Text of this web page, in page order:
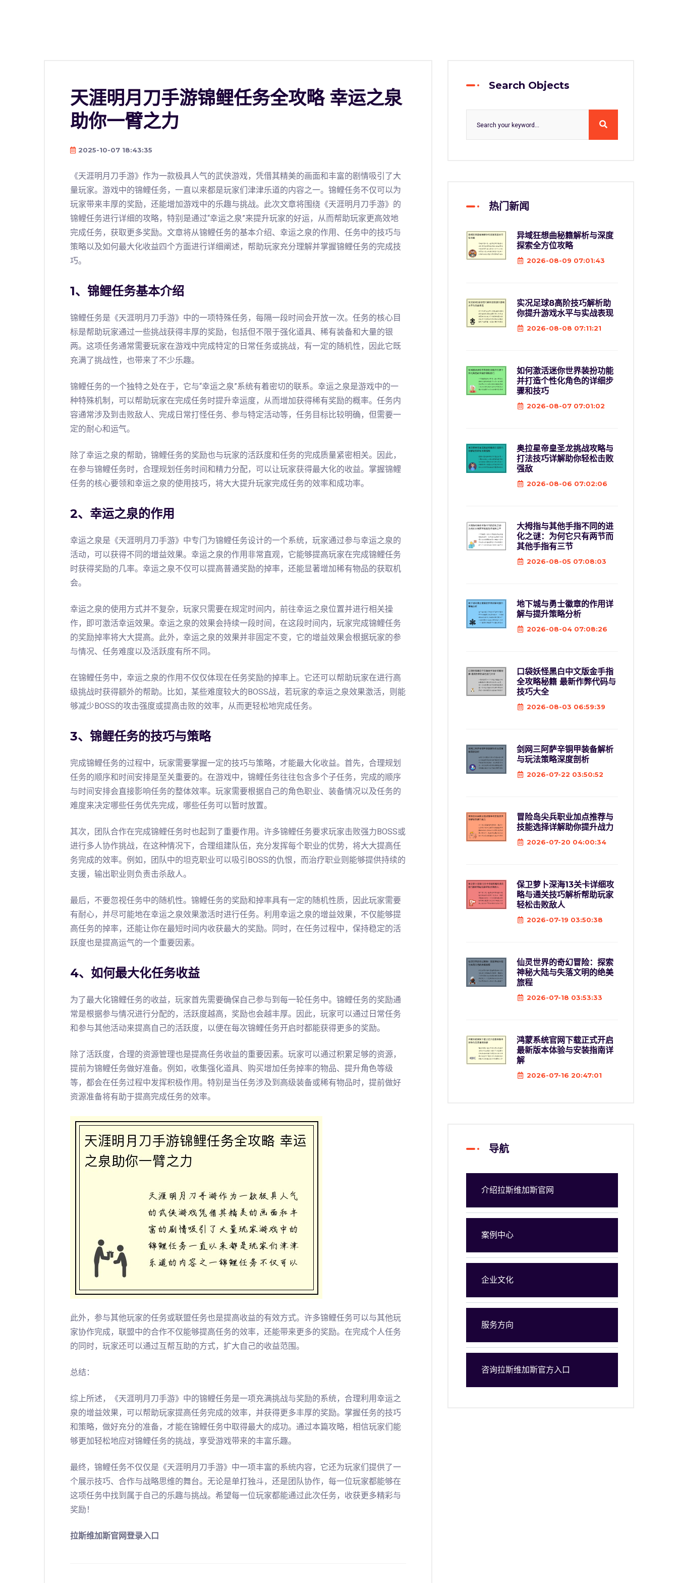
天涯明月刀手游锦鲤任务全攻略 幸运之泉
助你一臂之力
2025-10-07 18:43:35
《天涯明月刀手游》作为一款极具人气的武侠游戏，凭借其精美的画面和丰富的剧情吸引了大
量玩家。游戏中的锦鲤任务，一直以来都是玩家们津津乐道的内容之一。锦鲤任务不仅可以为
玩家带来丰厚的奖励，还能增加游戏中的乐趣与挑战。此次文章将围绕《天涯明月刀手游》的
锦鲤任务进行详细的攻略，特别是通过“幸运之泉”来提升玩家的好运，从而帮助玩家更高效地
完成任务，获取更多奖励。文章将从锦鲤任务的基本介绍、幸运之泉的作用、任务中的技巧与
策略以及如何最大化收益四个方面进行详细阐述，帮助玩家充分理解并掌握锦鲤任务的完成技
巧。
1、锦鲤任务基本介绍
锦鲤任务是《天涯明月刀手游》中的一项特殊任务，每隔一段时间会开放一次。任务的核心目
标是帮助玩家通过一些挑战获得丰厚的奖励，包括但不限于强化道具、稀有装备和大量的银
两。这项任务通常需要玩家在游戏中完成特定的日常任务或挑战，有一定的随机性，因此它既
充满了挑战性，也带来了不少乐趣。
锦鲤任务的一个独特之处在于，它与“幸运之泉”系统有着密切的联系。幸运之泉是游戏中的一
种特殊机制，可以帮助玩家在完成任务时提升幸运度，从而增加获得稀有奖励的概率。任务内
容通常涉及到击败敌人、完成日常打怪任务、参与特定活动等，任务目标比较明确，但需要一
定的耐心和运气。
除了幸运之泉的帮助，锦鲤任务的奖励也与玩家的活跃度和任务的完成质量紧密相关。因此，
在参与锦鲤任务时，合理规划任务时间和精力分配，可以让玩家获得最大化的收益。掌握锦鲤
任务的核心要领和幸运之泉的使用技巧，将大大提升玩家完成任务的效率和成功率。
2、幸运之泉的作用
幸运之泉是《天涯明月刀手游》中专门为锦鲤任务设计的一个系统，玩家通过参与幸运之泉的
活动，可以获得不同的增益效果。幸运之泉的作用非常直观，它能够提高玩家在完成锦鲤任务
时获得奖励的几率。幸运之泉不仅可以提高普通奖励的掉率，还能显著增加稀有物品的获取机
会。
幸运之泉的使用方式并不复杂，玩家只需要在规定时间内，前往幸运之泉位置并进行相关操
作，即可激活幸运效果。幸运之泉的效果会持续一段时间，在这段时间内，玩家完成锦鲤任务
的奖励掉率将大大提高。此外，幸运之泉的效果并非固定不变，它的增益效果会根据玩家的参
与情况、任务难度以及活跃度有所不同。
在锦鲤任务中，幸运之泉的作用不仅仅体现在任务奖励的掉率上。它还可以帮助玩家在进行高
级挑战时获得额外的帮助。比如，某些难度较大的BOSS战，若玩家的幸运之泉效果激活，则能
够减少BOSS的攻击强度或提高击败的效率，从而更轻松地完成任务。
3、锦鲤任务的技巧与策略
完成锦鲤任务的过程中，玩家需要掌握一定的技巧与策略，才能最大化收益。首先，合理规划
任务的顺序和时间安排是至关重要的。在游戏中，锦鲤任务往往包含多个子任务，完成的顺序
与时间安排会直接影响任务的整体效率。玩家需要根据自己的角色职业、装备情况以及任务的
难度来决定哪些任务优先完成，哪些任务可以暂时放置。
其次，团队合作在完成锦鲤任务时也起到了重要作用。许多锦鲤任务要求玩家击败强力BOSS或
进行多人协作挑战，在这种情况下，合理组建队伍，充分发挥每个职业的优势，将大大提高任
务完成的效率。例如，团队中的坦克职业可以吸引BOSS的仇恨，而治疗职业则能够提供持续的
支援，输出职业则负责击杀敌人。
最后，不要忽视任务中的随机性。锦鲤任务的奖励和掉率具有一定的随机性质，因此玩家需要
有耐心，并尽可能地在幸运之泉效果激活时进行任务。利用幸运之泉的增益效果，不仅能够提
高任务的掉率，还能让你在最短时间内收获最大的奖励。同时，在任务过程中，保持稳定的活
跃度也是提高运气的一个重要因素。
4、如何最大化任务收益
为了最大化锦鲤任务的收益，玩家首先需要确保自己参与到每一轮任务中。锦鲤任务的奖励通
常是根据参与情况进行分配的，活跃度越高，奖励也会越丰厚。因此，玩家可以通过日常任务
和参与其他活动来提高自己的活跃度，以便在每次锦鲤任务开启时都能获得更多的奖励。
除了活跃度，合理的资源管理也是提高任务收益的重要因素。玩家可以通过积累足够的资源，
提前为锦鲤任务做好准备。例如，收集强化道具、购买增加任务掉率的物品、提升角色等级
等，都会在任务过程中发挥积极作用。特别是当任务涉及到高级装备或稀有物品时，提前做好
资源准备将有助于提高完成任务的效率。
此外，参与其他玩家的任务或联盟任务也是提高收益的有效方式。许多锦鲤任务可以与其他玩
家协作完成，联盟中的合作不仅能够提高任务的效率，还能带来更多的奖励。在完成个人任务
的同时，玩家还可以通过互帮互助的方式，扩大自己的收益范围。
总结：
综上所述，《天涯明月刀手游》中的锦鲤任务是一项充满挑战与奖励的系统，合理利用幸运之
泉的增益效果，可以帮助玩家提高任务完成的效率，并获得更多丰厚的奖励。掌握任务的技巧
和策略，做好充分的准备，才能在锦鲤任务中取得最大的成功。通过本篇攻略，相信玩家们能
够更加轻松地应对锦鲤任务的挑战，享受游戏带来的丰富乐趣。
最终，锦鲤任务不仅仅是《天涯明月刀手游》中一项丰富的系统内容，它还为玩家们提供了一
个展示技巧、合作与战略思维的舞台。无论是单打独斗，还是团队协作，每一位玩家都能够在
这项任务中找到属于自己的乐趣与挑战。希望每一位玩家都能通过此次任务，收获更多精彩与
奖励！
拉斯维加斯官网登录入口
Search Objects
热门新闻
异域狂想曲秘籍解析与深度
探索全方位攻略
2026-08-09 07:01:43
实况足球8高阶技巧解析助
你提升游戏水平与实战表现
2026-08-08 07:11:21
如何激活迷你世界装扮功能
并打造个性化角色的详细步
骤和技巧
2026-08-07 07:01:02
奥拉星帝皇圣龙挑战攻略与
打法技巧详解助你轻松击败
强敌
2026-08-06 07:02:06
大拇指与其他手指不同的进
化之谜：为何它只有两节而
其他手指有三节
2026-08-05 07:08:03
地下城与勇士徽章的作用详
解与提升策略分析
2026-08-04 07:08:26
口袋妖怪黑白中文版金手指
全攻略秘籍 最新作弊代码与
技巧大全
2026-08-03 06:59:39
剑网三阿萨辛铜甲装备解析
与玩法策略深度剖析
2026-07-22 03:50:52
冒险岛尖兵职业加点推荐与
技能选择详解助你提升战力
2026-07-20 04:00:34
保卫萝卜深海13关卡详细攻
略与通关技巧解析帮助玩家
轻松击败敌人
2026-07-19 03:50:38
仙灵世界的奇幻冒险：探索
神秘大陆与失落文明的绝美
旅程
2026-07-18 03:53:33
鸿蒙系统官网下载正式开启
最新版本体验与安装指南详
解
2026-07-16 20:47:01
导航
介绍拉斯维加斯官网
案例中心
企业文化
服务方向
咨询拉斯维加斯官方入口